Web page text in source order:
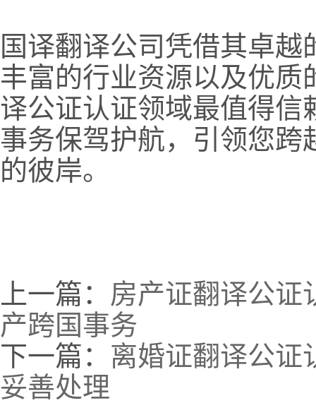
国译翻译公司凭借其卓
丰富的行业资源以及优
译公证认证领域最值得信
事务保驾护航，引领您
的彼岸。
上一篇： 房产证翻译公证
产跨国事务
下一篇： 离婚证翻译公证
妥善处理